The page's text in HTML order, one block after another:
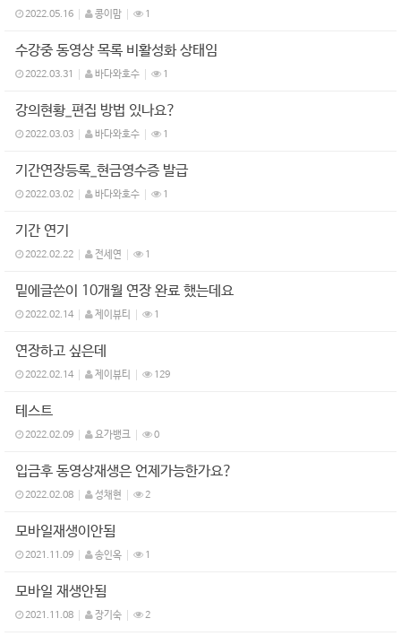
2022.05.16 콩이맘 1
수강중 동영상 목록 비활성화 상태임
2022.03.31 바다와호수 1
강의현황_편집 방법 있나요?
2022.03.03 바다와호수 1
기간연장등록_현금영수증 발급
2022.03.02 바다와호수 1
기간 연기
2022.02.22 전세연 1
밑에글쓴이 10개월 연장 완료 했는데요
2022.02.14 제이뷰티 1
연장하고 싶은데
2022.02.14 제이뷰티 129
테스트
2022.02.09 요가뱅크 0
입금후 동영상재생은 언제가능한가요?
2022.02.08 성채현 2
모바일재생이안됨
2021.11.09 송인옥 1
모바일 재생안됨
2021.11.08 장기숙 2